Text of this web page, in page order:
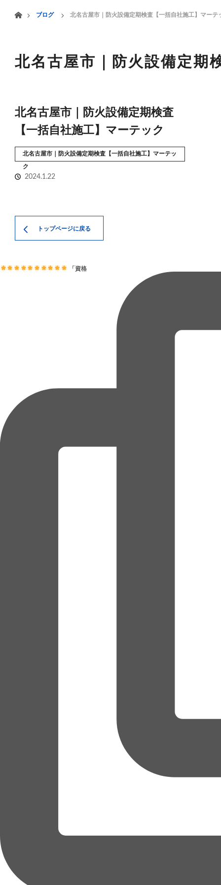
HOME 業務案内
ブログ
北名古屋市｜防火設備定期検査【一括自社施工】マーテ
北名古屋市｜防火設備定期
北名古屋市｜防火設備定期検査
【一括自社施工】マーテック
北名古屋市｜防火設備定期検査【一括自社施工】マーテッ
ク
2024.1.22
トップページに戻る
「資格